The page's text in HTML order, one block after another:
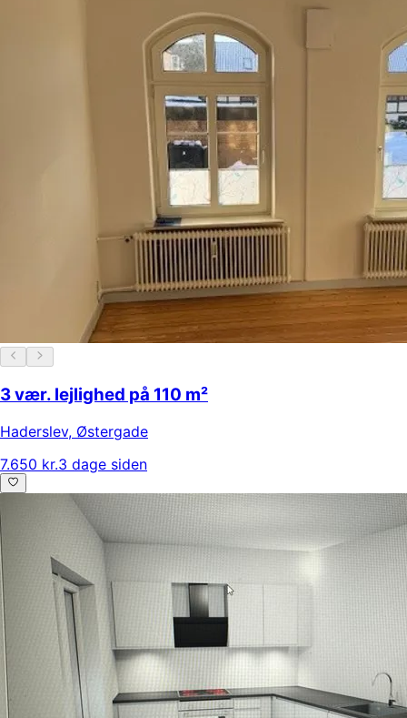
3 vær. lejlighed på 110 m²
Haderslev, Østergade
7.650 kr.3 dage siden